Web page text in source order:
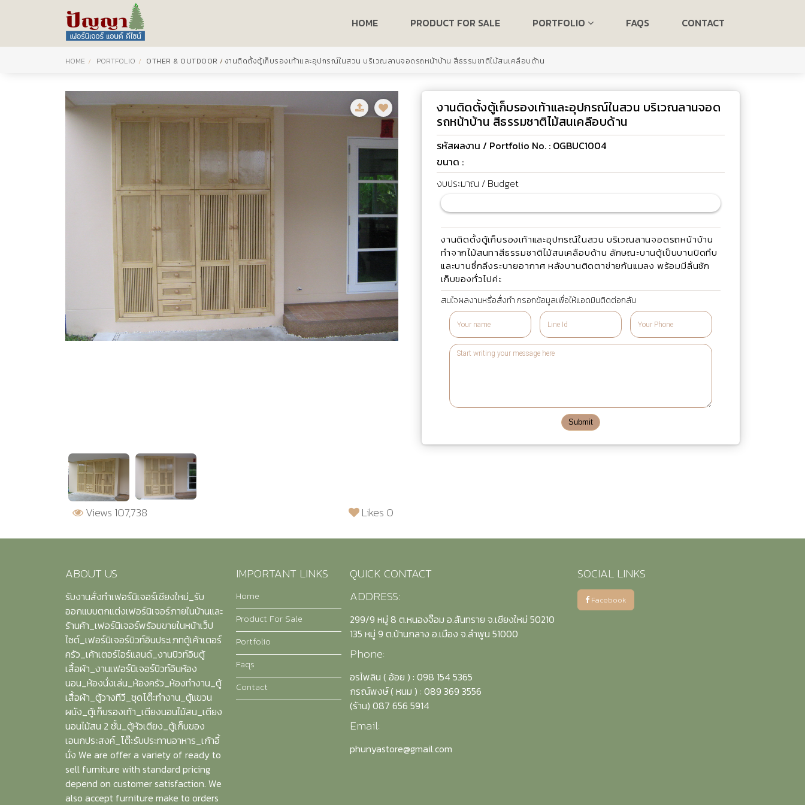
HOME PRODUCT FOR SALE PORTFOLIO FAQS CONTACT
HOME PORTFOLIO OTHER & OUTDOOR /งานติดตั้งตู้เก็บรองเท้าและอุปกรณ์ในสวน บริเวณลานจอดรถหน้าบ้าน สีธรรมชาติไม้สนเคลือบด้าน
Views 107,738 Likes 0
งานติดตั้งตู้เก็บรองเท้าและอุปกรณ์ในสวน บริเวณลานจอด
รถหน้าบ้าน สีธรรมชาติไม้สนเคลือบด้าน
รหัสผลงาน / Portfolio No. : OGBUC1004
ขนาด :
งบประมาณ / Budget
งานติดตั้งตู้เก็บรองเท้าและอุปกรณ์ในสวน บริเวณลานจอดรถหน้าบ้าน
ทำจากไม้สนทาสีธรรมชาติไม้สนเคลือบด้าน ลักษณะบานตู้เป็นบานปิดทึบ
และบานซึ่กลึงระบายอากาศ หลังบานติดตาข่ายกันแมลง พร้อมมีลิ้นชัก
เก็บของทั่วไปค่ะ
สนใจผลงานหรื่อสั่งทำ กรอกข้อมูลเพื่อให้แอดมินติดต่อกลับ
Submit
ABOUT US
รับงานสั่งทำเฟอร์นิเจอร์เชียงใหม่_รับ
ออกแบบตกแต่งเฟอร์นิเจอร์ภายในบ้านและ
ร้านค้า_เฟอร์นิเจอร์พร้อมขายในหน้าเว็ป
ไซต์_เฟอร์นิเจอร์บิวท์อินประเภทตู้เค้าเตอร์
ครัว_เค้าเตอร์ไอร์แลนด์_งานบิวท์อินตู้
เสื้อผ้า_งานเฟอร์นิเจอร์บิวท์อินห้อง
นอน_ห้องนั่งเล่น_ห้องครัว_ห้องทำงาน_ตู้
เสื้อผ้า_ตู้วางทีวี_ชุดโต๊ะทำงาน_ตู้แขวน
ผนัง_ตู้เก็บรองเท้า_เตียงนอนไม้สน_เตียง
นอนไม้สน 2 ชั้น_ตู้หัวเตียง_ตู้เก็บของ
เอนกประสงค์_โต๊ะรับประทานอาหาร_เก้าอี้
นั่ง We are offer a variety of ready to
sell furniture with standard pricing
depend on customer satisfaction. We
also accept furniture make to orders
IMPORTANT LINKS
Home
Product For Sale
Portfolio
Faqs
Contact
QUICK CONTACT
ADDRESS:
299/9 หมู่ 8 ต.หนองจ๊อม อ.สันทราย จ.เชียงใหม่ 50210
135 หมู่ 9 ต.บ้านกลาง อ.เมือง จ.ลำพูน 51000
Phone:
อรไพลิน ( อ้อย ) : 098 154 5365
กรณ์พงษ์ ( หนม ) : 089 369 3556
(รัาน) 087 656 5914
Email:
phunyastore@gmail.com
SOCIAL LINKS
Facebook